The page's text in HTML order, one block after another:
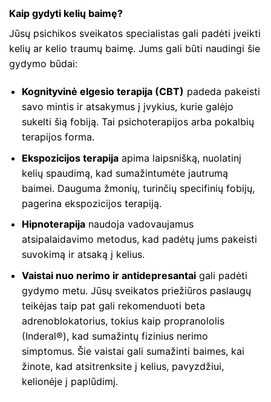
Kaip gydyti kelių baimę?
Jūsų psichikos sveikatos specialistas gali padėti įveikti
kelių ar kelio traumų baimę. Jums gali būti naudingi šie
gydymo būdai:
Kognityvinė elgesio terapija (CBT) padeda pakeisti
savo mintis ir atsakymus į įvykius, kurie galėjo
sukelti šią fobiją. Tai psichoterapijos arba pokalbių
terapijos forma.
Ekspozicijos terapijaapima laipsnišką, nuolatinį
kelių spaudimą, kad sumažintumėte jautrumą
baimei. Dauguma žmonių, turinčių specifinių fobijų,
pagerina ekspozicijos terapiją.
Hipnoterapijanaudoja vadovaujamus
atsipalaidavimo metodus, kad padėtų jums pakeisti
suvokimą ir atsaką į kelius.
Vaistai nuo nerimo ir antidepresantaigali padėti
gydymo metu. Jūsų sveikatos priežiūros paslaugų
teikėjas taip pat gali rekomenduoti beta
adrenoblokatorius, tokius kaip propranololis
(Inderal®), kad sumažintų fizinius nerimo
simptomus. Šie vaistai gali sumažinti baimes, kai
žinote, kad atsitrenksite į kelius, pavyzdžiui,
kelionėje į paplūdimį.